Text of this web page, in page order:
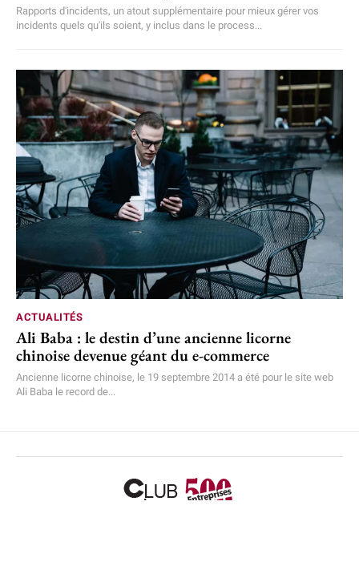
Rapports d'incidents, un atout supplémentaire pour mieux gérer vos
incidents quels qu'ils soient, y inclus dans le process...
ACTUALITÉS
Ali Baba : le destin d’une ancienne licorne
chinoise devenue géant du e-commerce
Ancienne licorne chinoise, le 19 septembre 2014 a été pour le site web
Ali Baba le record de...